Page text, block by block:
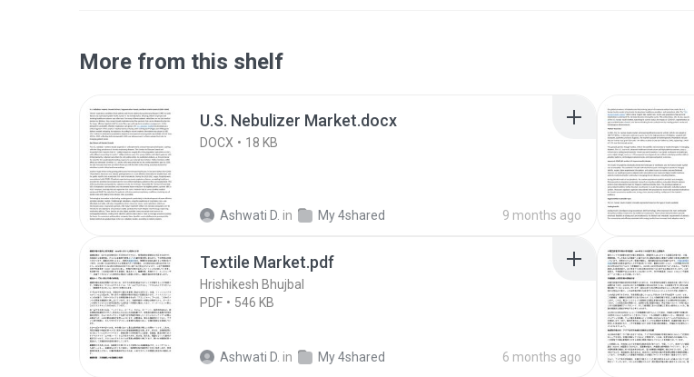
More from this shelf
U.S. Nebulizer Market.docx
DOCX 18 KB
Ashwati D. in My 4shared 9 months ago
Textile Market.pdf
Hrishikesh Bhujbal
PDF
546 KB
Ashwati D. in My 4shared 6 months ago